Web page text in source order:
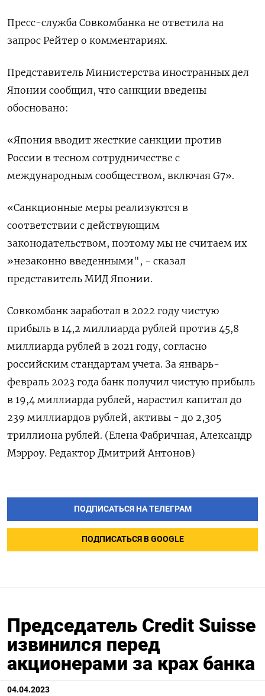
Пресс-служба Совкомбанка не ответила на
запрос Рейтер о комментариях.
Представитель Министерства иностранных дел
Японии сообщил, что санкции введены
обосновано:
«Япония вводит жесткие санкции против
России в тесном сотрудничестве с
международным сообществом, включая G7».
«Санкционные меры реализуются в
соответствии с действующим
законодательством, поэтому мы не считаем их
»незаконно введенными", - сказал
представитель МИД Японии.
Совкомбанк заработал в 2022 году чистую
прибыль в 14,2 миллиарда рублей против 45,8
миллиарда рублей в 2021 году, согласно
российским стандартам учета. За январь-
февраль 2023 года банк получил чистую прибыль
в 19,4 миллиарда рублей, нарастил капитал до
239 миллиардов рублей, активы - до 2,305
триллиона рублей. (Елена Фабричная, Александр
Мэрроу. Редактор Дмитрий Антонов)
ПОДПИСАТЬСЯ НА ТЕЛЕГРАМ
ПОДПИСАТЬСЯ В GOOGLE
Председатель Credit Suisse
извинился перед
акционерами за крах банка
04.04.2023